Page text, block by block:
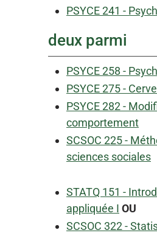
PSYCE 241 -
deux parmi
PSYCE 258 -
PSYCE 275 -
PSYCE 282 -
comportement
SCSOC 225 -
sciences sociales
STATQ 151 -
appliquée I OU
SCSOC 322 -